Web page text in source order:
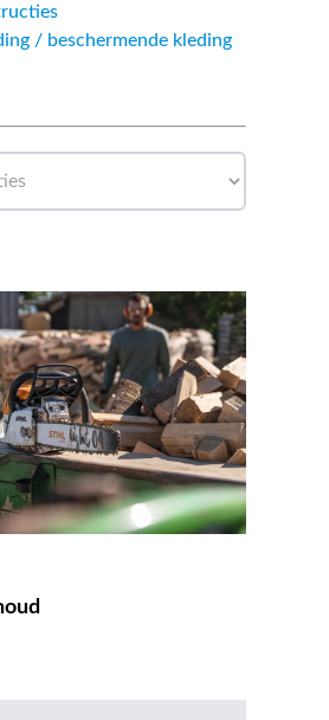
/ beschermende kleding